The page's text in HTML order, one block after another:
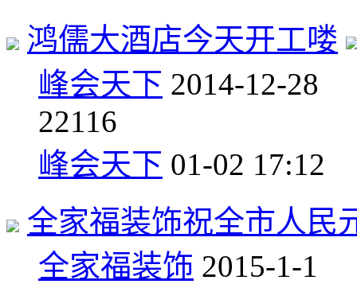
鸿儒大酒店今天开工喽
峰会天下 2014-12-28
22116
峰会天下 01-02 17:12
全家福装饰祝全市人民
全家福装饰 2015-1-1